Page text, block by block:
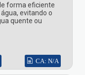
forma eficiente
evitando o
quente ou
CA: N/A